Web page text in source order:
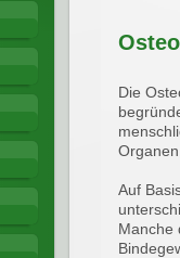
Die
Auf
Manche